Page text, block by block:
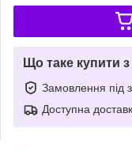
Що таке купити
Замовлення під
Доступна